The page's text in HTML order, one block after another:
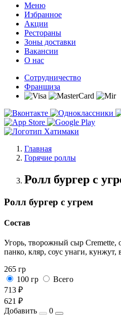
Меню
Избранное
Акции
Рестораны
Зоны доставки
Вакансии
О нас
Сотрудничество
Франшиза
Главная
Горячие роллы
Ролл бургер с
Ролл бургер с угрем
Состав
Угорь, творожный сыр Cremette,
панко, кляр, соус унаги, кунжут,
265 гр
100 гр
Всего
713 ₽
621 ₽
Добавить
0